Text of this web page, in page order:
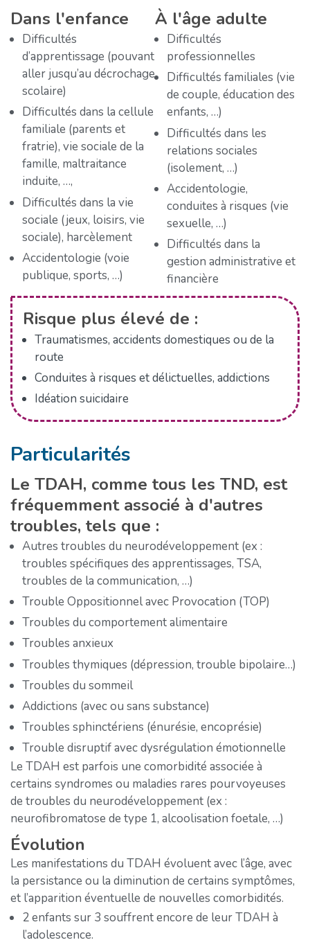
Dans l'enfance
Difficultés
d’apprentissage (pouvant
aller jusqu’au décrochage
scolaire)
Difficultés dans la cellule
familiale (parents et
fratrie), vie sociale de la
famille, maltraitance
induite, …,
Difficultés dans la vie
sociale (jeux, loisirs, vie
sociale), harcèlement
Accidentologie (voie
publique, sports, …)
À l'âge adulte
Difficultés
professionnelles
Difficultés familiales (vie
de couple, éducation des
enfants, …)
Difficultés dans les
relations sociales
(isolement, …)
Accidentologie,
conduites à risques (vie
sexuelle, …)
Difficultés dans la
gestion administrative et
financière
Risque plus élevé de :
Traumatismes, accidents domestiques ou de la
route
Conduites à risques et délictuelles, addictions
Idéation suicidaire
Particularités
Le TDAH, comme tous les TND, est
fréquemment associé à d'autres
troubles, tels que :
Autres troubles du neurodéveloppement (ex :
troubles spécifiques des apprentissages, TSA,
troubles de la communication, …)
Trouble Oppositionnel avec Provocation (TOP)
Troubles du comportement alimentaire
Troubles anxieux
Troubles thymiques (dépression, trouble bipolaire…)
Troubles du sommeil
Addictions (avec ou sans substance)
Troubles sphinctériens (énurésie, encoprésie)
Trouble disruptif avec dysrégulation émotionnelle
Le TDAH est parfois une comorbidité associée à
certains syndromes ou maladies rares pourvoyeuses
de troubles du neurodéveloppement (ex :
neurofibromatose de type 1, alcoolisation foetale, …)
Évolution
Les manifestations du TDAH évoluent avec l’âge, avec
la persistance ou la diminution de certains symptômes,
et l’apparition éventuelle de nouvelles comorbidités.
2 enfants sur 3 souffrent encore de leur TDAH à
l’adolescence.